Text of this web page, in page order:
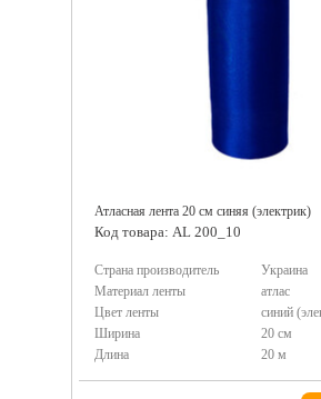
Атласная лента 20 см синяя (электрик)
Код товара: AL 200_10
Страна производитель
Украина
Материал ленты
атлас
Цвет ленты
синий
Ширина
20 см
Длина
20 м